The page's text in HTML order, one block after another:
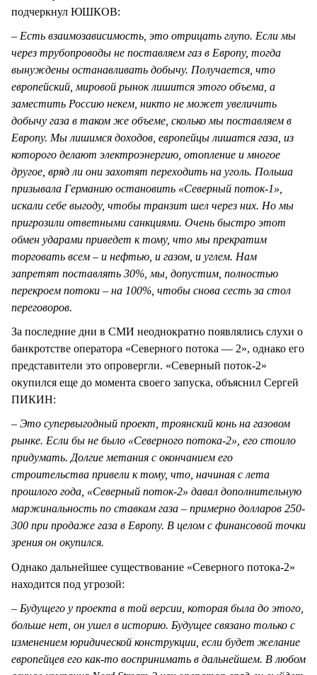
подчеркнул ЮШКОВ:
– Есть взаимозависимость, это отрицать глупо. Если мы
через трубопроводы не поставляем газ в Европу, тогда
вынуждены останавливать добычу. Получается, что
европейский, мировой рынок лишится этого объема, а
заместить Россию некем, никто не может увеличить
добычу газа в таком же объеме, сколько мы поставляем в
Европу. Мы лишимся доходов, европейцы лишатся газа, из
которого делают электроэнергию, отопление и многое
другое, вряд ли они захотят переходить на уголь. Польша
призывала Германию остановить «Северный поток-1»,
искали себе выгоду, чтобы транзит шел через них. Но мы
пригрозили ответными санкциями. Очень быстро этот
обмен ударами приведет к тому, что мы прекратим
торговать всем – и нефтью, и газом, и углем. Нам
запретят поставлять 30%, мы, допустим, полностью
перекроем потоки – на 100%, чтобы снова сесть за стол
переговоров.
За последние дни в СМИ неоднократно появлялись слухи о
банкротстве оператора «Северного потока — 2», однако его
представители это опровергли. «Северный поток-2»
окупился еще до момента своего запуска, объяснил Сергей
ПИКИН:
– Это супервыгодный проект, троянский конь на газовом
рынке. Если бы не было «Северного потока-2», его стоило
придумать. Долгие метания с окончанием его
строительства привели к тому, что, начиная с лета
прошлого года, «Северный поток-2» давал дополнительную
маржинальность по ставкам газа – примерно долларов 250-
300 при продаже газа в Европу. В целом с финансовой точки
зрения он окупился.
Однако дальнейшее существование «Северного потока-2»
находится под угрозой:
– Будущего у проекта в той версии, которая была до этого,
больше нет, он ушел в историю. Будущее связано только с
изменением юридической конструкции, если будет желание
европейцев его как-то воспринимать в дальнейшем. В любом